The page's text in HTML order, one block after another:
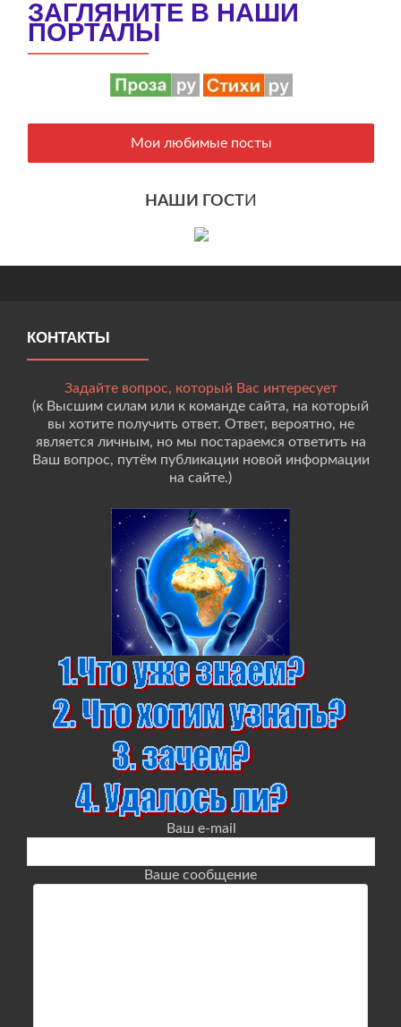
ЗАГЛЯНИТЕ В НАШИ
ПОРТАЛЫ
Мои любимые посты
НАШИ ГОСТИ
КОНТАКТЫ
Задайте вопрос, который Вас интересует
(к Высшим силам или к команде сайта, на который
вы хотите получить ответ. Ответ, вероятно, не
является личным, но мы постараемся ответить на
Ваш вопрос, путём публикации новой информации
на сайте.)
Ваш e-mail
Ваше сообщение